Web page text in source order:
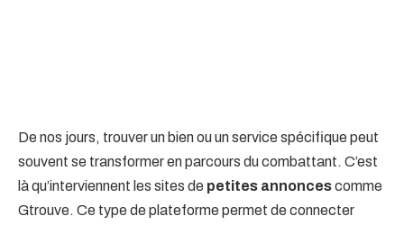
De nos jours, trouver un bien ou un service spécifique peut
souvent se transformer en parcours du combattant. C’est
là qu’interviennent les sites de petites annoncescomme
Gtrouve. Ce type de plateforme permet de connecter